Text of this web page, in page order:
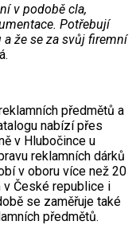
v podobě cla,
Potřebují
že se za svůj firemní
předmětů a
nabízí přes
v Hlubočince u
reklamních dárků
v oboru více než 20
v České republice i
se zaměřuje také
předmětů.